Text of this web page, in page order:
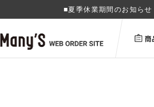
■夏季休業期間のお知ら
商